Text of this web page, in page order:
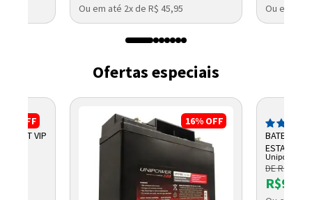
Ou em até 2x de R$ 45,95 Ou em até
Ofertas especiais
OFF
VIP
16% OFF
BATERIA
UP1272
Unipower
DE R$